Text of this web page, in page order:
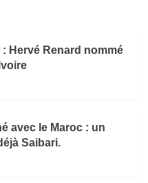
Hervé Renard nommé
avec le Maroc : un
Saibari.